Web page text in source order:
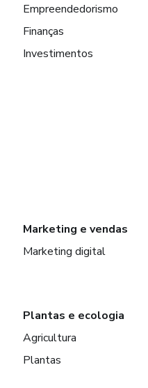
Empreendedorismo
Finanças
Investimentos
Marketing e vendas
Marketing digital
Plantas e ecologia
Agricultura
Plantas